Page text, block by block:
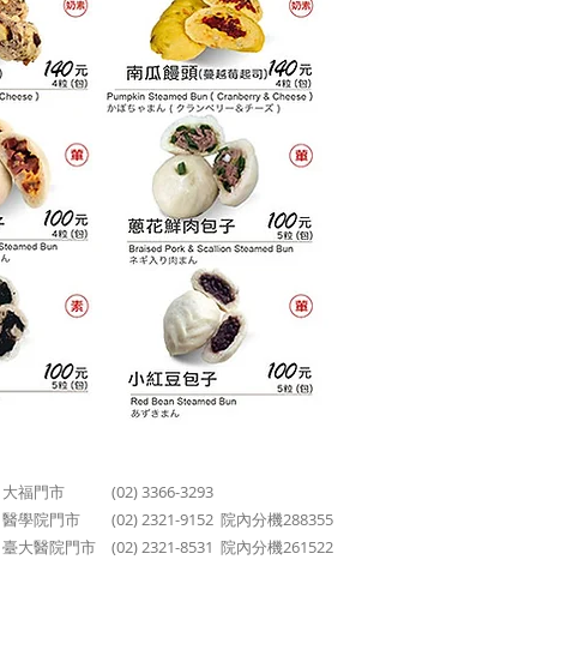
大福門市 (02) 3366-3293
醫學院門市 (02) 2321-9152 院內分機288355
臺大醫院門市 (02) 2321-8531 院內分機261522